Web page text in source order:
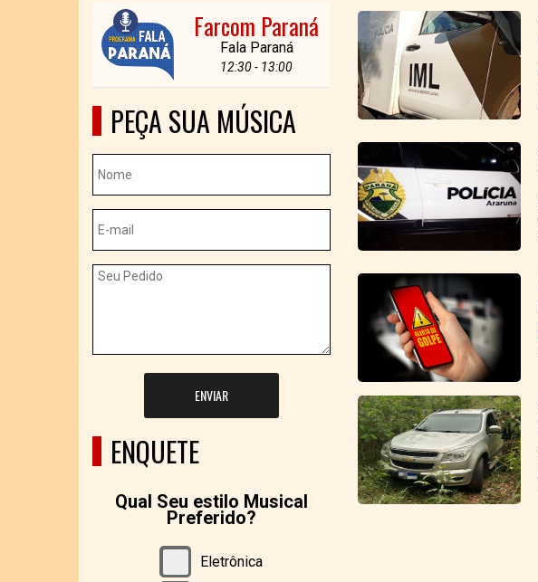
Farcom Paraná
Fala Paraná
12:30 - 13:00
PEÇA SUA MÚSICA
ENVIAR
ENQUETE
Qual Seu estilo Musical
Preferido?
Eletrônica